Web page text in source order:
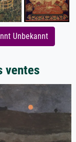
Unbekannt
ventes